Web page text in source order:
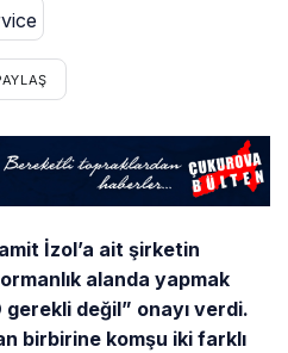
İzol’a ait şirketin
alanda yapmak
değil” onayı verdi.
birbirine komşu iki farklı